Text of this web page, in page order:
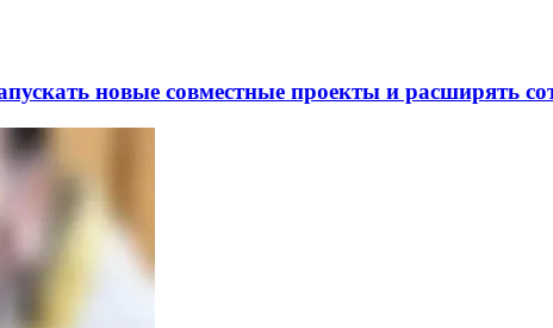
новые совместные проекты и расширять